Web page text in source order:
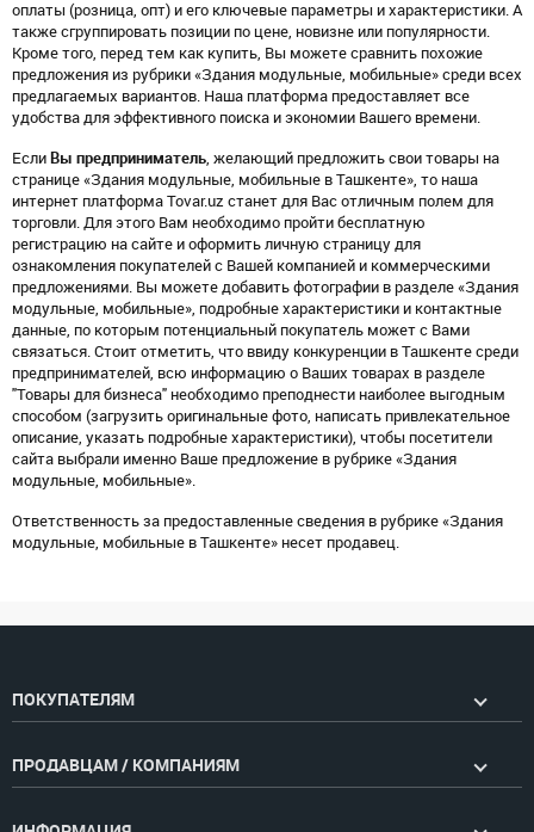
оплаты (розница, опт) и его ключевые параметры и характеристики. А
также сгруппировать позиции по цене, новизне или популярности.
Кроме того, перед тем как купить, Вы можете сравнить похожие
предложения из рубрики «Здания модульные, мобильные» среди всех
предлагаемых вариантов. Наша платформа предоставляет все
удобства для эффективного поиска и экономии Вашего времени.
Если Вы предприниматель, желающий предложить свои товары на
странице «Здания модульные, мобильные в Ташкенте», то наша
интернет платформа Tovar.uz станет для Вас отличным полем для
торговли. Для этого Вам необходимо пройти бесплатную
регистрацию на сайте и оформить личную страницу для
ознакомления покупателей с Вашей компанией и коммерческими
предложениями. Вы можете добавить фотографии в разделе «Здания
модульные, мобильные», подробные характеристики и контактные
данные, по которым потенциальный покупатель может с Вами
связаться. Стоит отметить, что ввиду конкуренции в Ташкенте среди
предпринимателей, всю информацию о Ваших товарах в разделе
"Товары для бизнеса" необходимо преподнести наиболее выгодным
способом (загрузить оригинальные фото, написать привлекательное
описание, указать подробные характеристики), чтобы посетители
сайта выбрали именно Ваше предложение в рубрике «Здания
модульные, мобильные».
Ответственность за предоставленные сведения в рубрике «Здания
модульные, мобильные в Ташкенте» несет продавец.
ПОКУПАТЕЛЯМ
ПРОДАВЦАМ / КОМПАНИЯМ